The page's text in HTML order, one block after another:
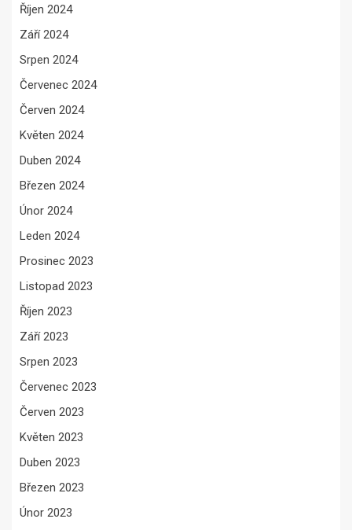
Říjen 2024
Září 2024
Srpen 2024
Červenec 2024
Červen 2024
Květen 2024
Duben 2024
Březen 2024
Únor 2024
Leden 2024
Prosinec 2023
Listopad 2023
Říjen 2023
Září 2023
Srpen 2023
Červenec 2023
Červen 2023
Květen 2023
Duben 2023
Březen 2023
Únor 2023